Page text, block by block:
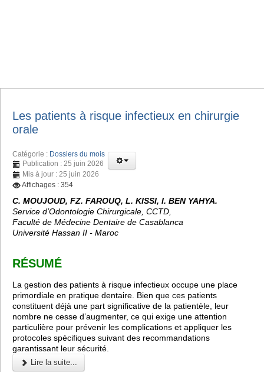
Les patients à risque infectieux en chirurgie
orale
Catégorie : Dossiers du mois
Publication : 25 juin 2026
Mis à jour : 25 juin 2026
Affichages : 354
C. MOUJOUD, FZ. FAROUQ, L. KISSI, I. BEN YAHYA.
Service d’Odontologie Chirurgicale, CCTD,
Faculté de Médecine Dentaire de Casablanca
Université Hassan II - Maroc
RÉSUMÉ
La gestion des patients à risque infectieux occupe une place
primordiale en pratique dentaire. Bien que ces patients
constituent déjà une part significative de la patientèle, leur
nombre ne cesse d’augmenter, ce qui exige une attention
particulière pour prévenir les complications et appliquer les
protocoles spécifiques suivant des recommandations
garantissant leur sécurité.
Lire la suite...